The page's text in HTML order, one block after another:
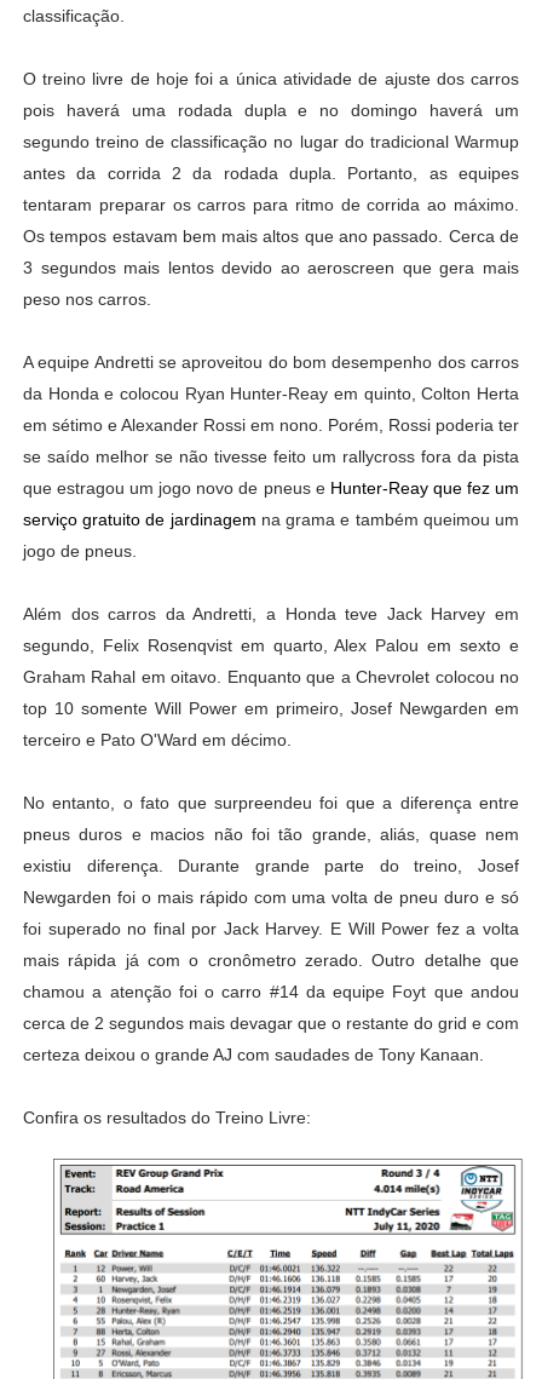
classificação.
O treino livre de hoje foi a única atividade de ajuste dos carros
pois haverá uma rodada dupla e no domingo haverá um
segundo treino de classificação no lugar do tradicional Warmup
antes da corrida 2 da rodada dupla. Portanto, as equipes
tentaram preparar os carros para ritmo de corrida ao máximo.
Os tempos estavam bem mais altos que ano passado. Cerca de
3 segundos mais lentos devido ao aeroscreen que gera mais
peso nos carros.
A equipe Andretti se aproveitou do bom desempenho dos carros
da Honda e colocou Ryan Hunter-Reay em quinto, Colton Herta
em sétimo e Alexander Rossi em nono. Porém, Rossi poderia ter
se saído melhor se não tivesse feito um rallycross fora da pista
que estragou um jogo novo de pneus e Hunter-Reay que fez um
serviço gratuito de jardinagem na grama e também queimou um
jogo de pneus.
Além dos carros da Andretti, a Honda teve Jack Harvey em
segundo, Felix Rosenqvist em quarto, Alex Palou em sexto e
Graham Rahal em oitavo. Enquanto que a Chevrolet colocou no
top 10 somente Will Power em primeiro, Josef Newgarden em
terceiro e Pato O'Ward em décimo.
No entanto, o fato que surpreendeu foi que a diferença entre
pneus duros e macios não foi tão grande, aliás, quase nem
existiu diferença. Durante grande parte do treino, Josef
Newgarden foi o mais rápido com uma volta de pneu duro e só
foi superado no final por Jack Harvey. E Will Power fez a volta
mais rápida já com o cronômetro zerado. Outro detalhe que
chamou a atenção foi o carro #14 da equipe Foyt que andou
cerca de 2 segundos mais devagar que o restante do grid e com
certeza deixou o grande AJ com saudades de Tony Kanaan.
Confira os resultados do Treino Livre: